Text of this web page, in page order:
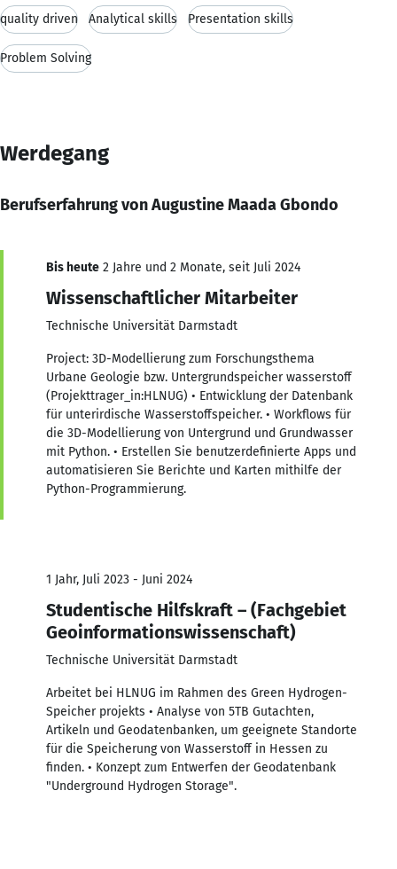
quality driven Analytical skills Presentation skills
Problem Solving
Werdegang
Berufserfahrung von Augustine Maada Gbondo
Bis heute 2 Jahre und 2 Monate, seit Juli 2024
Wissenschaftlicher Mitarbeiter
Technische Universität Darmstadt
Project: 3D-Modellierung zum Forschungsthema
Urbane Geologie bzw. Untergrundspeicher wasserstoff
(Projekttrager_in:HLNUG) • Entwicklung der Datenbank
für unterirdische Wasserstoffspeicher. • Workflows für
die 3D-Modellierung von Untergrund und Grundwasser
mit Python. • Erstellen Sie benutzerdefinierte Apps und
automatisieren Sie Berichte und Karten mithilfe der
Python-Programmierung.
1 Jahr, Juli 2023 - Juni 2024
Studentische Hilfskraft – (Fachgebiet
Geoinformationswissenschaft)
Technische Universität Darmstadt
Arbeitet bei HLNUG im Rahmen des Green Hydrogen-
Speicher projekts • Analyse von 5TB Gutachten,
Artikeln und Geodatenbanken, um geeignete Standorte
für die Speicherung von Wasserstoff in Hessen zu
finden. • Konzept zum Entwerfen der Geodatenbank
"Underground Hydrogen Storage".